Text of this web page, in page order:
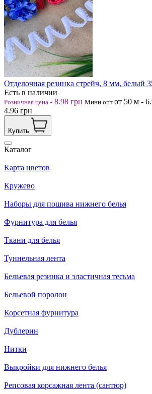
Отделочная резинка стрейч, 8 мм, белый
Есть в наличии
Розничная цена - 8.98 грн Мини опт от 50 м -
4.96 грн
Купить
Каталог
Карта цветов
Кружево
Наборы для пошива нижнего белья
Фурнитура для белья
Ткани для белья
Туннельная лента
Бельевая резинка и эластичная тесьма
Бельевой поролон
Корсетная фурнитура
Дублерин
Нитки
Выкройки для нижнего белья
Репсовая корсажная лента (сантюр)